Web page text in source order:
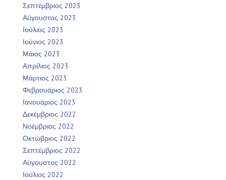
Σεπτέμβριος 2023
Αύγουστος 2023
Ιούλιος 2023
Ιούνιος 2023
Μάιος 2023
Απρίλιος 2023
Μάρτιος 2023
Φεβρουάριος 2023
Ιανουάριος 2023
Δεκέμβριος 2022
Νοέμβριος 2022
Οκτώβριος 2022
Σεπτέμβριος 2022
Αύγουστος 2022
Ιούλιος 2022